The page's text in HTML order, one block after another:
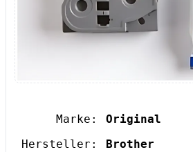
Marke:
Original
Hersteller:
Brother